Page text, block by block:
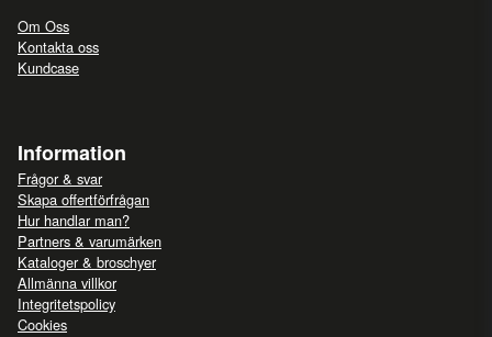
Om Oss
Kontakta oss
Kundcase
Information
Frågor & svar
Skapa offertförfrågan
Hur handlar man?
Partners & varumärken
Kataloger & broschyer
Allmänna villkor
Integritetspolicy
Cookies